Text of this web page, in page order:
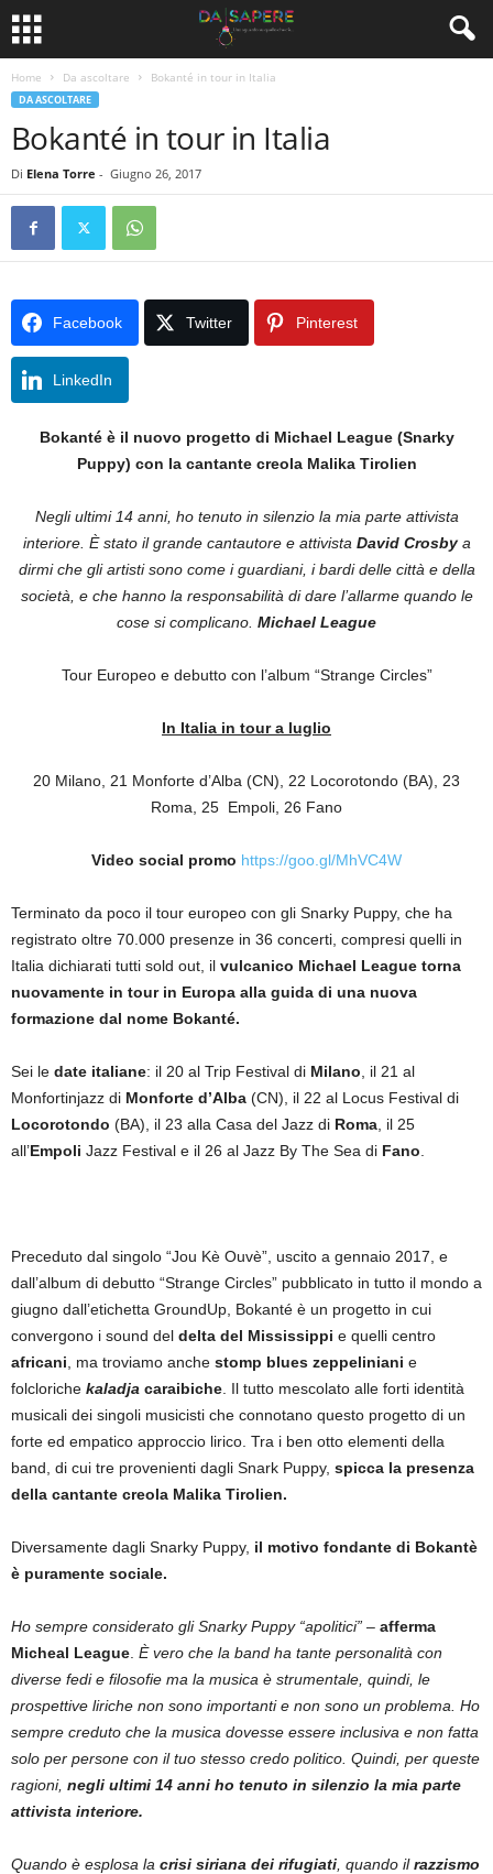
Home Da ascoltare Bokanté in tour in Italia
DA ASCOLTARE
Bokanté in tour in Italia
Di Elena Torre - Giugno 26, 2017
Facebook Twitter Pinterest
LinkedIn
Bokanté è il nuovo progetto di Michael League (Snarky
Puppy) con la cantante creola Malika Tirolien
Negli ultimi 14 anni, ho tenuto in silenzio la mia parte attivista
interiore. È stato il grande cantautore e attivista David Crosbya
dirmi che gli artisti sono come i guardiani, i bardi delle città e della
società, e che hanno la responsabilità di dare l’allarme quando le
cose si complicano. Michael League
Tour Europeo e debutto con l’album “Strange Circles”
In Italia in tour a luglio
20 Milano, 21 Monforte d’Alba (CN), 22 Locorotondo (BA), 23
Roma, 25 Empoli, 26 Fano
Video social promo https://goo.gl/MhVC4W
Terminato da poco il tour europeo con gli Snarky Puppy, che ha
registrato oltre 70.000 presenze in 36 concerti, compresi quelli in
Italia dichiarati tutti sold out, il vulcanico Michael League torna
nuovamente in tour in Europa alla guida di una nuova
formazione dal nome Bokanté.
Sei le date italiane: il 20 al Trip Festival di Milano , il 21 al
Monfortinjazz di Monforte d’Alba (CN), il 22 al Locus Festival di
Locorotondo (BA), il 23 alla Casa del Jazz di Roma , il 25
all’Empoli Jazz Festival e il 26 al Jazz By The Sea di Fano
Preceduto dal singolo “Jou Kè Ouvè”, uscito a gennaio 2017, e
dall’album di debutto “Strange Circles” pubblicato in tutto il mondo a
giugno dall’etichetta GroundUp, Bokanté è un progetto in cui
convergono i sound del delta del Mississippi e quelli centro
africani , ma troviamo anche stomp blues zeppeliniani e
folcloriche kaladja caraibiche . Il tutto mescolato alle forti identità
musicali dei singoli musicisti che connotano questo progetto di un
forte ed empatico approccio lirico. Tra i ben otto elementi della
band, di cui tre provenienti dagli Snark Puppy, spicca la presenza
della cantante creola Malika Tirolien.
Diversamente dagli Snarky Puppy, il motivo fondante di Bokantè
è puramente sociale.
Ho sempre considerato gli Snarky Puppy “apolitici” – afferma
Micheal League È vero che la band ha tante personalità con
diverse fedi e filosofie ma la musica è strumentale, quindi, le
prospettive liriche non sono importanti e non sono un problema. Ho
sempre creduto che la musica dovesse essere inclusiva e non fatta
solo per persone con il tuo stesso credo politico. Quindi, per queste
ragioni, negli ultimi 14 anni ho tenuto in silenzio la mia parte
attivista interiore.
Quando è esplosa la crisi siriana dei rifugiati , quando ilrazzismo